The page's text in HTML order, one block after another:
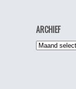
ARCHIEF
Archief